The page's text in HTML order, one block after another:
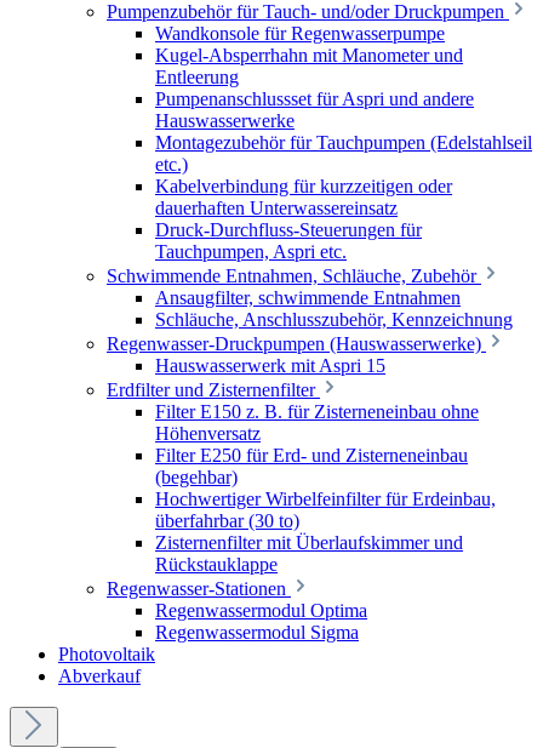
Pumpenzubehör für Tauch- und/oder Druckpumpen
Wandkonsole für Regenwasserpumpe
Kugel-Absperrhahn mit Manometer und
Entleerung
Pumpenanschlussset für Aspri und andere
Hauswasserwerke
Montagezubehör für Tauchpumpen (Edelstahlseil
etc.)
Kabelverbindung für kurzzeitigen oder
dauerhaften Unterwassereinsatz
Druck-Durchfluss-Steuerungen für
Tauchpumpen, Aspri etc.
Schwimmende Entnahmen, Schläuche, Zubehör
Ansaugfilter, schwimmende Entnahmen
Schläuche, Anschlusszubehör, Kennzeichnung
Regenwasser-Druckpumpen (Hauswasserwerke)
Hauswasserwerk mit Aspri 15
Erdfilter und Zisternenfilter
Filter E150 z. B. für Zisterneneinbau ohne
Höhenversatz
Filter E250 für Erd- und Zisterneneinbau
(begehbar)
Hochwertiger Wirbelfeinfilter für Erdeinbau,
überfahrbar (30 to)
Zisternenfilter mit Überlaufskimmer und
Rückstauklappe
Regenwasser-Stationen
Regenwassermodul Optima
Regenwassermodul Sigma
Photovoltaik
Abverkauf